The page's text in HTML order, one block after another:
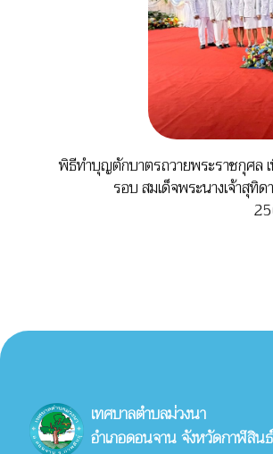
พิธีทำบุญตักบาตรถวายพระราชกุศล
รอบ สมเด็จพระนางเจ้าสุ
เทศบาลตำบลม่วงนา
อำเภอดอนจาน จังหวัดกาฬสินธ์